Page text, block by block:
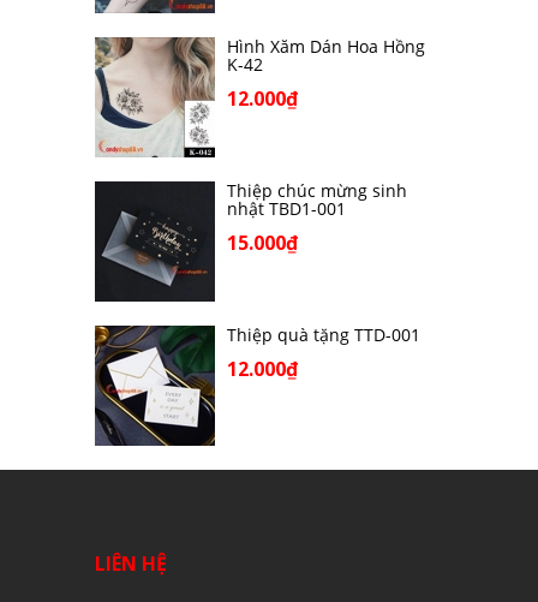
Hình Xăm Dán Hoa Hồng
K-42
12.000₫
Thiệp chúc mừng sinh
nhật TBD1-001
15.000₫
Thiệp quà tặng TTD-001
12.000₫
LIÊN HỆ